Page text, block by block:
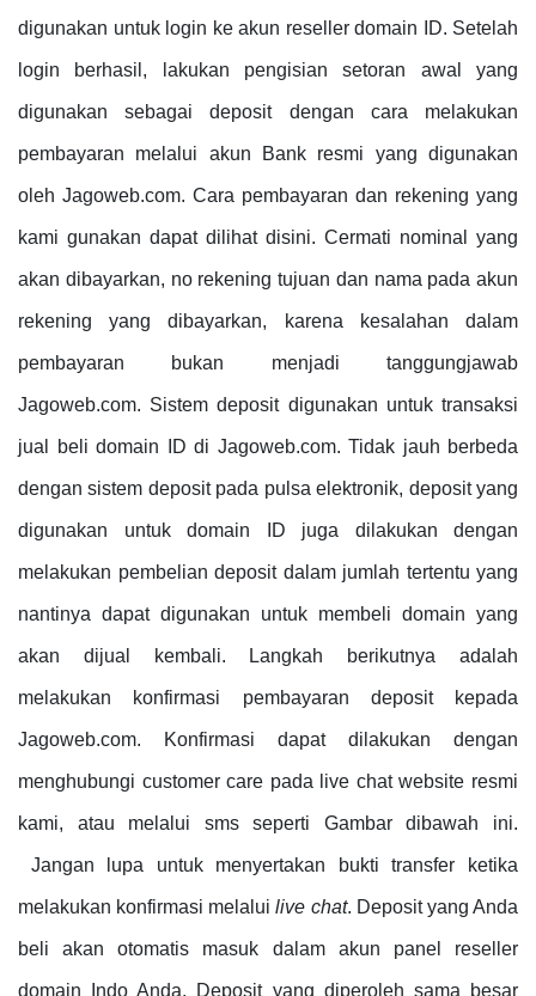
digunakan untuk login ke akun reseller domain ID. Setelah
login berhasil, lakukan pengisian setoran awal yang
digunakan sebagai deposit dengan cara melakukan
pembayaran melalui akun Bank resmi yang digunakan
oleh Jagoweb.com. Cara pembayaran dan rekening yang
kami gunakan dapat dilihat disini. Cermati nominal yang
akan dibayarkan, no rekening tujuan dan nama pada akun
rekening yang dibayarkan, karena kesalahan dalam
pembayaran bukan menjadi tanggungjawab
Jagoweb.com. Sistem deposit digunakan untuk transaksi
jual beli domain ID di Jagoweb.com. Tidak jauh berbeda
dengan sistem deposit pada pulsa elektronik, deposit yang
digunakan untuk domain ID juga dilakukan dengan
melakukan pembelian deposit dalam jumlah tertentu yang
nantinya dapat digunakan untuk membeli domain yang
akan dijual kembali. Langkah berikutnya adalah
melakukan konfirmasi pembayaran deposit kepada
Jagoweb.com. Konfirmasi dapat dilakukan dengan
menghubungi customer care pada live chat website resmi
kami, atau melalui sms seperti Gambar dibawah ini.
Jangan lupa untuk menyertakan bukti transfer ketika
melakukan konfirmasi melaluilive chat. Deposit yang Anda
beli akan otomatis masuk dalam akun panel reseller
domain Indo Anda. Deposit yang diperoleh sama besar